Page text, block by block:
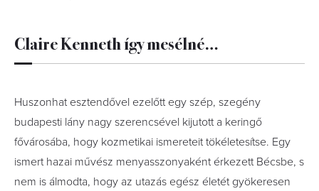
Claire Kenneth így mesélné…
Huszonhat esztendővel ezelőtt egy szép, szegény
budapesti lány nagy szerencsével kijutott a keringő
fővárosába, hogy kozmetikai ismereteit tökéletesítse. Egy
ismert hazai művész menyasszonyaként érkezett Bécsbe, s
nem is álmodta, hogy az utazás egész életét gyökeresen